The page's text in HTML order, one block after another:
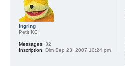
ingring
Petit KC
Messages: 32
Inscription: Dim Sep 23, 2007 10:24 pm